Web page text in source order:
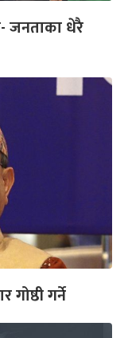
जनताका धेरै
गर्ने